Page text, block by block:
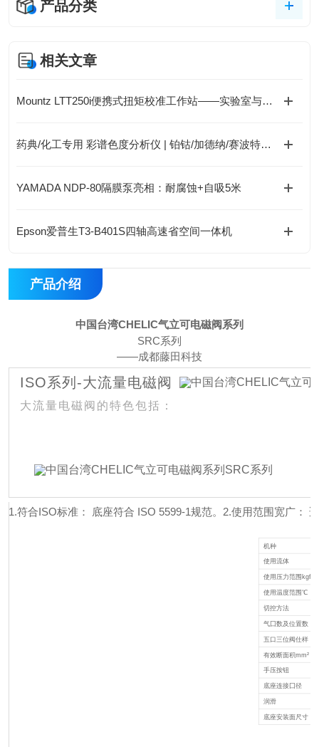
产品分类
相关文章
Mountz LTT250i便携式扭矩校准工作站——实验室与现场两用配置
药典/化工专用 彩谱色度分析仪 | 铂钴/加德纳/赛波特全支持 | 1.5秒快测
YAMADA NDP-80隔膜泵亮相：耐腐蚀+自吸5米
Epson爱普生T3-B401S四轴高速省空间一体机
产品介绍
中国台湾CHELIC气立可电磁阀系列
SRC系列
——成都藤田科技
ISO系列-大流量电磁阀
大流量电磁阀的特色包括：
1.符合ISO标准： 底座符合 ISO 5599-1规范。 2.使用范围宽广：
机种
使用流体
使用压力范围kgf /
使用温度范围℃
切控方法
气囗数及位置数
五口三位阀仕样
有效断面积mm²
手压按钮
底座连接囗径
润滑
底座安装面尺寸